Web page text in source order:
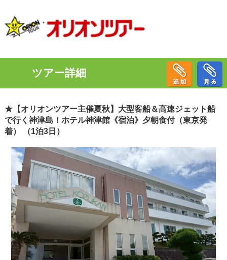
ツアー詳細
★【オリオンツアー主催夏秋】大型客船＆高速ジェット船
で行く神津島！ホテル神津館《宿泊》夕朝食付（東京発
着） （1泊3日）